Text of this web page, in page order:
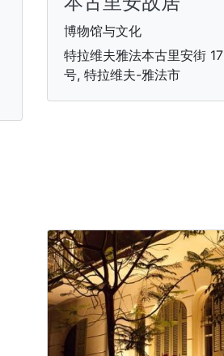
博物馆与文化
特拉维夫雅法本古里安街 17
号, 特拉维夫-雅法市